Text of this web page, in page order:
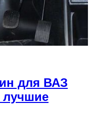
для ВАЗ
лучшие